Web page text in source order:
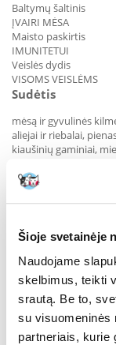
Šioje svetainėje
Naudojame
skelbimus, teikti
srautą. Be to,
su visuomeninės
partneriais, kurie
Baltymų šaltinis
ĮVAIRI MĖSA
Maisto paskirtis
IMUNITETUI
Veislės dydis
VISOMS VEISLĖMS
Sudėtis
mėsą ir gyvulinės
aliejai ir riebalai,
kiaušinių gaminiai,
Analitinės
žali riebalai6,5%
žali pelenai
žalia ląsteliena2%
drėgmė74,5%
nepakeičiamos riebalų
EPR/DHR 0,45%
Priedai